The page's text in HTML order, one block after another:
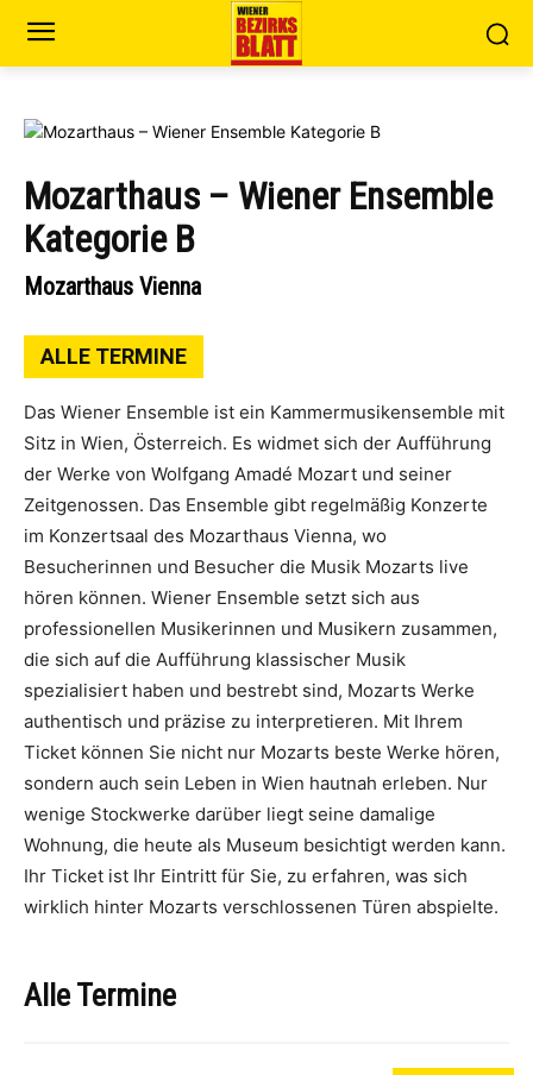
Mozarthaus – Wiener Ensemble
Kategorie B
Mozarthaus Vienna
ALLE TERMINE
Das Wiener Ensemble ist ein Kammermusikensemble mit
Sitz in Wien, Österreich. Es widmet sich der Aufführung
der Werke von Wolfgang Amadé Mozart und seiner
Zeitgenossen. Das Ensemble gibt regelmäßig Konzerte
im Konzertsaal des Mozarthaus Vienna, wo
Besucherinnen und Besucher die Musik Mozarts live
hören können. Wiener Ensemble setzt sich aus
professionellen Musikerinnen und Musikern zusammen,
die sich auf die Aufführung klassischer Musik
spezialisiert haben und bestrebt sind, Mozarts Werke
authentisch und präzise zu interpretieren. Mit Ihrem
Ticket können Sie nicht nur Mozarts beste Werke hören,
sondern auch sein Leben in Wien hautnah erleben. Nur
wenige Stockwerke darüber liegt seine damalige
Wohnung, die heute als Museum besichtigt werden kann.
Ihr Ticket ist Ihr Eintritt für Sie, zu erfahren, was sich
wirklich hinter Mozarts verschlossenen Türen abspielte.
Alle Termine